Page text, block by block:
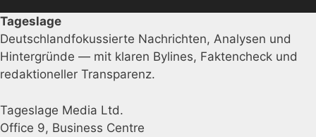
Tageslage
Deutschlandfokussierte Nachrichten, Analysen und
Hintergründe — mit klaren Bylines, Faktencheck und
redaktioneller Transparenz.
Tageslage Media Ltd.
Office 9, Business Centre